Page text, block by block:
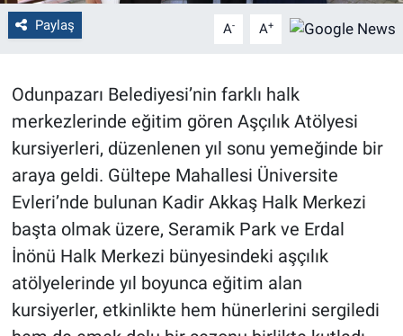
Paylaş A- A+
Odunpazarı Belediyesi’nin farklı halk
merkezlerinde eğitim gören Aşçılık Atölyesi
kursiyerleri, düzenlenen yıl sonu yemeğinde bir
araya geldi. Gültepe Mahallesi Üniversite
Evleri’nde bulunan Kadir Akkaş Halk Merkezi
başta olmak üzere, Seramik Park ve Erdal
İnönü Halk Merkezi bünyesindeki aşçılık
atölyelerinde yıl boyunca eğitim alan
kursiyerler, etkinlikte hem hünerlerini sergiledi
Genel
Yerel
Magazin
Bilim ve Teknoloji